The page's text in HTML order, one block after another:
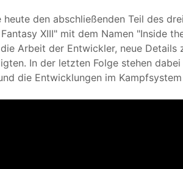
den abschließenden Teil des
XIII" mit dem Namen "Inside
Arbeit der Entwickler, neue Details
In der letzten Folge stehen
die Entwicklungen im